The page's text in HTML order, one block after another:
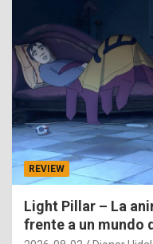
REVIEW
Light Pillar – La
frente a un mundo